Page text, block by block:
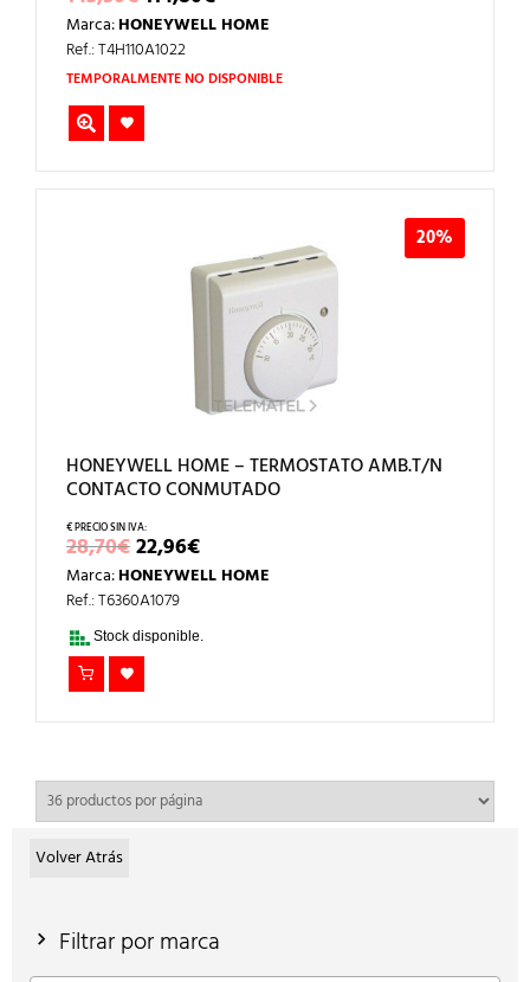
PRECIO
ORIGINAL
ERA:
143,50€.
PRECIO
ACTUAL
114,80€.
Marca:HONEYWELL HOME
Ref.: T4H110A1022
TEMPORALMENTE NO DISPONIBLE
20%
HONEYWELL HOME – TERMOSTATO AMB.T/N
CONTACTO CONMUTADO
28,70€EL
PRECIO
ORIGINAL
ERA:
28,70€.
22,96€EL
PRECIO
ACTUAL
Marca:HONEYWELL HOME
Ref.: T6360A1079
Stock disponible.
Volver Atrás
Filtrar por marca